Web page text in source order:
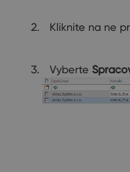
Kliknite na ne
Vyberte